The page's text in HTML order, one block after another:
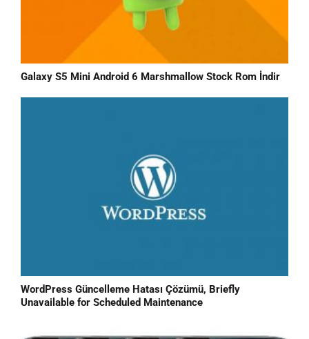
Galaxy S5 Mini Android 6 Marshmallow Stock Rom İndir
WordPress Güncelleme Hatası Çözümü, Briefly
Unavailable for Scheduled Maintenance